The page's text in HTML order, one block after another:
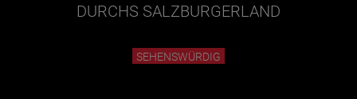
DURCHS SALZBURGERLAND
SEHENSWÜRDIG